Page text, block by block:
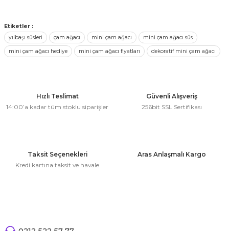
Ürün resmi kalitesiz, bozuk veya görüntülenemiyor.
Ürün açıklamasında eksik bilgiler bulunuyor.
Bu ürüne benzer farklı alternatifler olmalı.
130,92 ₺ + KDV
Etiketler :
yılbaşı süsleri
çam ağacı mini çam ağacı mini çam ağacı süs
mini çam ağacı hediye mini çam ağacı fiyatları dekoratif mini çam ağacı
Hızlı Teslimat
14:00’a kadar tüm stoklu siparişler
Güvenli Alışveriş
256bit SSL Sertifikası
Taksit Seçenekleri
Kredi kartına taksit ve havale
Aras Anlaşmalı Kargo